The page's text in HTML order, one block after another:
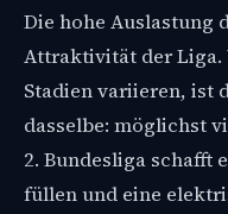
Die hohe Auslastung
Attraktivität der Liga.
Stadien variieren, ist
dasselbe: möglichst
2. Bundesliga schafft
füllen und eine